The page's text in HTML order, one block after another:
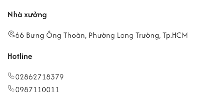
Nhà xưởng
66 Bưng Ông Thoàn, Phường Long Trường, Tp.HCM
Hotline
02862718379
0987110011